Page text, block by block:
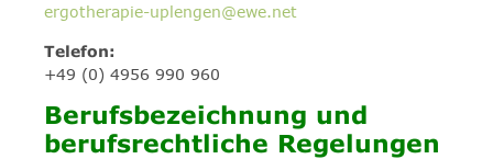
ergotherapie-uplengen@ewe.net
Telefon:
+49 (0) 4956 990 960
Berufsbezeichnung und
berufsrechtliche Regelungen